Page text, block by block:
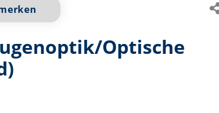
Optische